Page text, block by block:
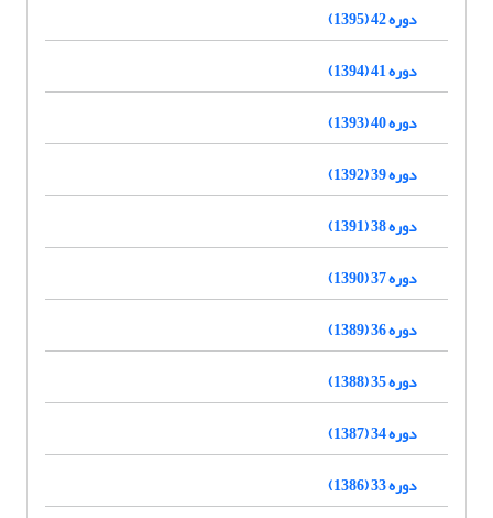
دوره 42 (1395)
دوره 41 (1394)
دوره 40 (1393)
دوره 39 (1392)
دوره 38 (1391)
دوره 37 (1390)
دوره 36 (1389)
دوره 35 (1388)
دوره 34 (1387)
دوره 33 (1386)